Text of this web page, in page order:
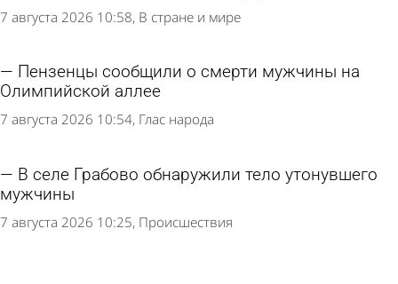
7 августа 2026 10:58 В стране и мире
Пензенцы сообщили о смерти мужчины на
Олимпийской аллее
7 августа 2026 10:54 Глас народа
В селе Грабово обнаружили тело утонувшего
мужчины
7 августа 2026 10:25 Происшествия